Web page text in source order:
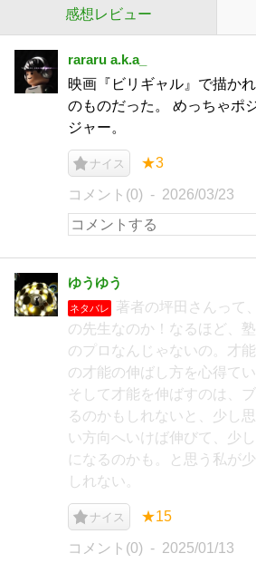
感想レビュー
rararu a.k.a_
映画『ビリギャル』で描か
のものだった。 めっちゃポ
ジャー。
ナイス ★3
コメント(0) 2026/03/23
ゆうゆう
ネタバレ
著者の坪田さんって
の先生なのか！なるほど、
のプロなんじゃないの。才
の才能の伸ばし方を心得て
そして才能を伸ばすのは、
るのかもしれないと、少し
い方向へいけば伸びて、少
になるのかも。と思う私が
しれない。
ナイス ★15
コメント(0) 2025/01/13